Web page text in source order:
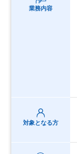
業務内容
対象となる方